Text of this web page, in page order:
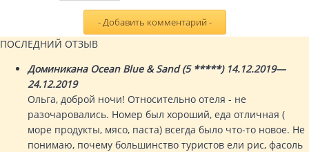
ПОСЛЕДНИЙ ОТЗЫВ
Доминикана Ocean Blue & Sand (5 *****) 14.12.2019—
24.12.2019
Ольга, доброй ночи! Относительно отеля - не
разочаровались. Номер был хороший, еда отличная (
море продукты, мясо, паста) всегда было что-то новое. Не
понимаю, почему большинство туристов ели рис, фасоль